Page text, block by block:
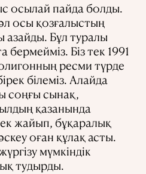
осылай пайда болды.
осы қозғалыстың
азайды. Бұл туралы
бермейміз. Біз тек 1991
ресми түрде
білеміз. Алайда
соңғы сынақ,
қазанында
жайып, бұқаралық
оған құлақ асты.
мүмкіндік
тудырды.